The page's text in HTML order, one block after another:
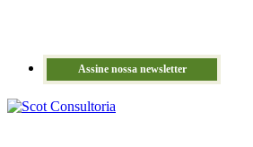
Assine nossa newsletter